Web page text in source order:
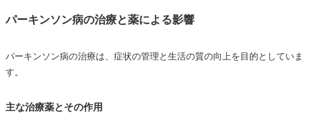
パーキンソン病の治療と薬による影響
パーキンソン病の治療は、症状の管理と生活の質の向上を目的としていま
す。
主な治療薬とその作用